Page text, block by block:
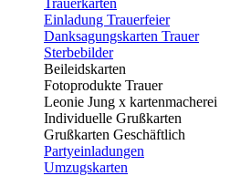
Trauerkarten
Einladung Trauerfeier
Danksagungskarten Trauer
Sterbebilder
Beileidskarten
Fotoprodukte Trauer
Leonie Jung x kartenmacherei
Individuelle Grußkarten
Grußkarten Geschäftlich
Partyeinladungen
Umzugskarten